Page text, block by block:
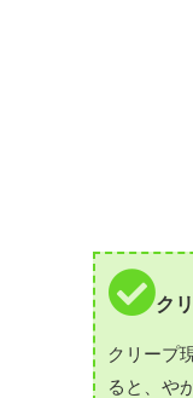
ク
クリープ
ると、や